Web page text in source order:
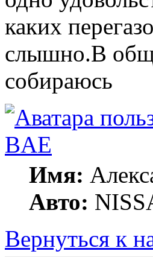
каких
слышно.В
собираюсь
BAE
Имя:
Авто:
Вернуться к